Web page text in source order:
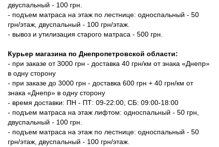
двуспальный - 100 грн.
- подъем матраса на этаж по лестнице: односпальный - 50
грн/этаж, двуспальный - 100 грн/этаж.
- вывоз и утилизация старого матраса - 500 грн.
Курьер магазина по Днепропетровской области:
- при заказе от 3000 грн - доставка 40 грн/км от знака «Днепр»
в одну сторону
- при заказе до 3000 грн - доставка 600 грн + 40 грн/км от
знака «Днепр» в одну сторону
- время доставки: ПН - ПТ: 09-22:00, СБ: 09:00-18:00
- подъем матраса на этаж лифтом: односпальный - 50 грн,
двуспальный - 100 грн.
- подъем матраса на этаж по лестнице: односпальный - 50
грн/этаж, двуспальный - 100 грн/этаж.